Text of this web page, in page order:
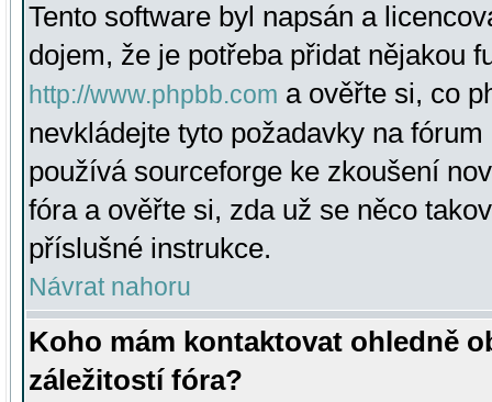
Tento software byl napsán a
dojem, že je potřeba přidat nějakou
http://www.phpbb.com a ověřte si, co
nevkládejte tyto požadavky na
používá sourceforge ke zkoušení
fóra a ověřte si, zda už se něco
příslušné instrukce.
Návrat nahoru
Koho mám kontaktovat ohledně
záležitostí fóra?